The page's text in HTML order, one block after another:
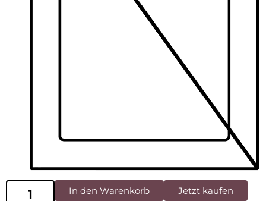
In den Warenkorb Jetzt kaufen